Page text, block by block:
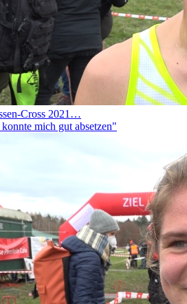
Cross 2021…
mich gut absetzen"